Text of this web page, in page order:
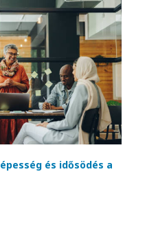
és idősödés a